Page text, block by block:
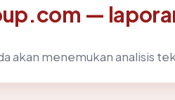
—
akan menemukan analisis